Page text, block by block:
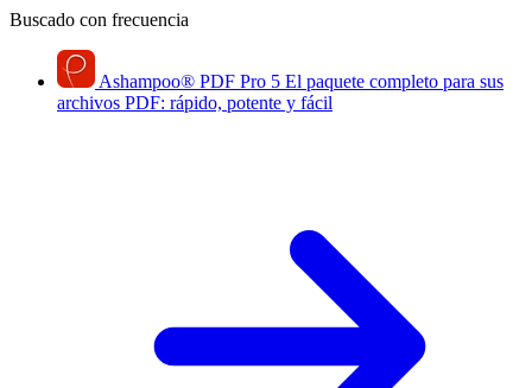
Buscado con frecuencia
Ashampoo® PDF Pro 5 El paquete completo para sus
archivos PDF: rápido, potente y fácil